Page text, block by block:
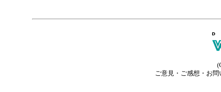
ご意見・ご感想・お